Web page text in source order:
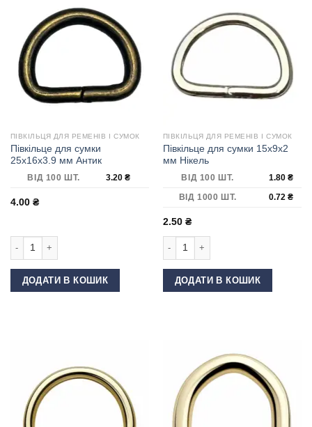
ПІВКІЛЬЦЯ ДЛЯ РЕМЕНІВ І СУМОК
Півкільце для сумки
25х16х3.9 мм Антик
ВІД 100 ШТ. 3.20 ₴
4.00 ₴
ДОДАТИ В КОШИК
ПІВКІЛЬЦЯ ДЛЯ РЕМЕНІВ І СУМОК
Півкільце для сумки 15х9х2
мм Нікель
ВІД 100 ШТ. 1.80₴
ВІД 1000 ШТ.
0.72₴
2.50 ₴
ДОДАТИ В КОШИК